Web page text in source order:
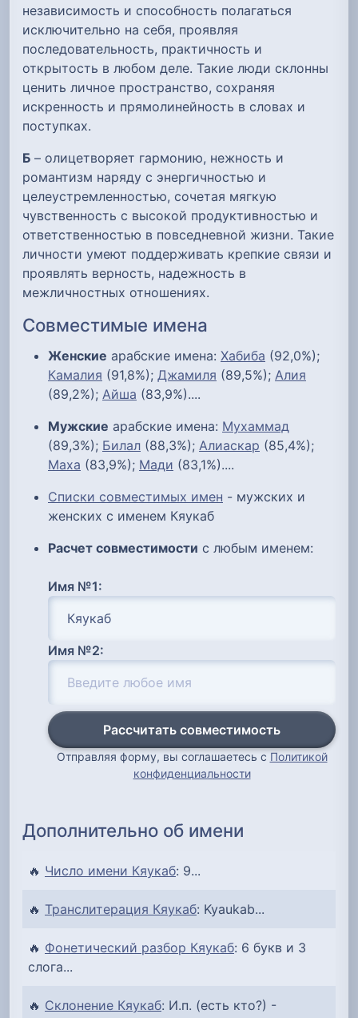
независимость и способность полагаться
исключительно на себя, проявляя
последовательность, практичность и
открытость в любом деле. Такие люди склонны
ценить личное пространство, сохраняя
искренность и прямолинейность в словах и
поступках.
Б – олицетворяет гармонию, нежность и
романтизм наряду с энергичностью и
целеустремленностью, сочетая мягкую
чувственность с высокой продуктивностью и
ответственностью в повседневной жизни. Такие
личности умеют поддерживать крепкие связи и
проявлять верность, надежность в
межличностных отношениях.
Совместимые имена
Женские арабские имена: Хабиба (92,0%);
Камалия (91,8%); Джамиля (89,5%); Алия
(89,2%); Айша (83,9%)....
Мужские арабские имена: Мухаммад
(89,3%); Билал (88,3%); Алиаскар (85,4%);
Маха (83,9%); Мади (83,1%)....
Списки совместимых имен - мужских и
женских с именем Кяукаб
Расчет совместимости с любым именем:
Имя №1:
Имя №2:
Рассчитать совместимость
Отправляя форму, вы соглашаетесь с Политикой
конфиденциальности
Дополнительно об имени
🔥 Число имени Кяукаб: 9...
🔥 Транслитерация Кяукаб: Kyaukab...
🔥 Фонетический разбор Кяукаб: 6 букв и 3
слога...
🔥 Склонение Кяукаб: И.п. (есть кто?) -